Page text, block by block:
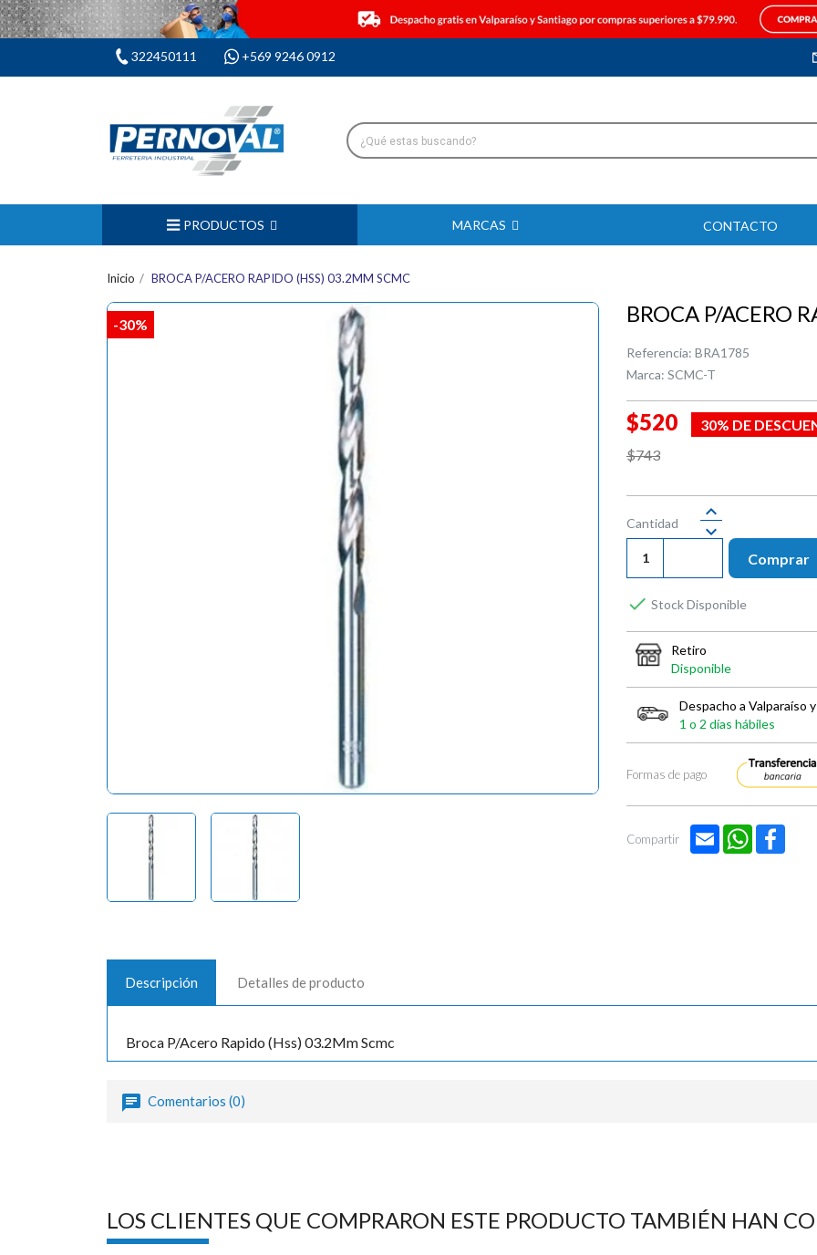
322450111 +569 9246 0912
PRODUCTOS MARCAS CONTACTO
Inicio BROCA P/ACERO RAPIDO (HSS) 03.2MM SCMC
-30% BROCA P/ACERO
Referencia: BRA1785
Marca: SCMC-T
$520
30% DE
$743
Cantidad
Comprar
 Stock Disponible
Retiro
Disponible
Despacho a Valparaíso
1 o 2 días hábiles
Formas de pago
Compartir Email WhatsApp
Descripción Detalles de producto
Broca P/Acero Rapido (Hss) 03.2Mm Scmc
Comentarios (0)
LOS CLIENTES QUE COMPRARON ESTE PRODUCTO TAMBIÉN HAN